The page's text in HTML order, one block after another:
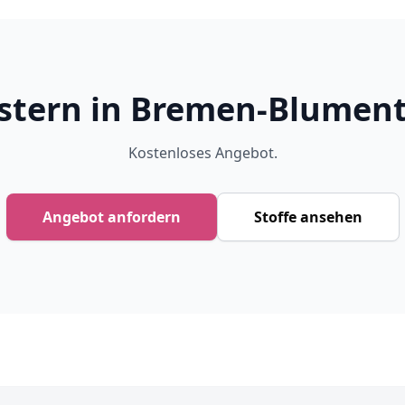
in Bremen-
Kostenloses Angebot.
Angebot anfordern Stoffe ansehen